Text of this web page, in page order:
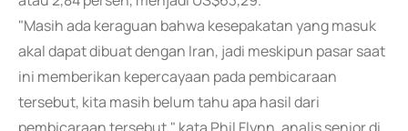
"Masih ada keraguan bahwa kesepakatan yang masuk
akal dapat dibuat dengan Iran, jadi meskipun pasar saat
ini memberikan kepercayaan pada pembicaraan
tersebut, kita masih belum tahu apa hasil dari